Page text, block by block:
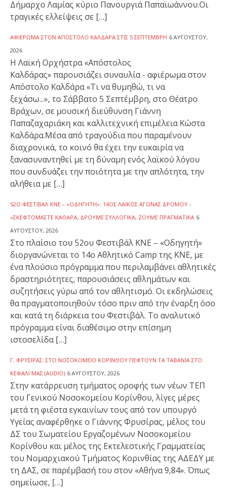
Δήμαρχο Λαμίας κύριο Πανουργιά Παπαϊωάννου.Οι
τραγικές ελλείψεις σε […]
ΑΦΙΈΡΩΜΑ ΣΤΟΝ ΑΠΌΣΤΟΛΟ ΚΑΛΔΆΡΑ ΣΤΙΣ 5 ΣΕΠΤΈΜΒΡΗ 6 ΑΥΓΟΎΣΤΟΥ,
2026
Η Λαϊκή Ορχήστρα «Απόστολος
Καλδάρας» παρουσιάζει συναυλία - αφιέρωμα στον
Απόστολο Καλδάρα «Τι να θυμηθώ, τι να
ξεχάσω...», το Σάββατο 5 Σεπτέμβρη, στο Θέατρο
Βράχων, σε μουσική διεύθυνση Γιάννη
Παπαζαχαριάκη και καλλιτεχνική επιμέλεια Κώστα
Καλδάρα.Μέσα από τραγούδια που παραμένουν
διαχρονικά, το κοινό θα έχει την ευκαιρία να
ξανασυναντηθεί με τη δύναμη ενός λαϊκού λόγου
που συνδυάζει την ποιότητα με την απλότητα, την
αλήθεια με […]
52Ο ΦΕΣΤΙΒΆΛ ΚΝΕ – «ΟΔΗΓΗΤΉ»: 14ΟΣ ΛΑΪΚΌΣ ΑΓΏΝΑΣ ΔΡΌΜΟΥ -
«ΣΚΕΦΤΌΜΑΣΤΕ ΚΑΘΑΡΆ, ΔΡΟΎΜΕ ΣΥΛΛΟΓΙΚΆ, ΖΟΎΜΕ ΠΡΑΓΜΑΤΙΚΆ 6
ΑΥΓΟΎΣΤΟΥ, 2026
Στο πλαίσιο του 52ου Φεστιβάλ ΚΝΕ – «Οδηγητή»
διοργανώνεται το 14ο Αθλητικό Camp της ΚΝΕ, με
ένα πλούσιο πρόγραμμα που περιλαμβάνει αθλητικές
δραστηριότητες, παρουσιάσεις αθλημάτων και
συζητήσεις γύρω από τον αθλητισμό. Οι εκδηλώσεις
θα πραγματοποιηθούν τόσο πριν από την έναρξη όσο
και κατά τη διάρκεια του Φεστιβάλ. Το αναλυτικό
πρόγραμμα είναι διαθέσιμο στην επίσημη
ιστοσελίδα […]
Γ. ΦΡΥΣΊΡΑΣ: ΣΤΟ ΝΟΣΟΚΟΜΕΊΟ ΚΟΡΊΝΘΟΥ ΠΈΦΤΟΥΝ ΤΑ ΤΑΒΆΝΙΑ ΣΤΟ
ΚΕΦΆΛΙ ΜΑΣ (AUDIO) 6 ΑΥΓΟΎΣΤΟΥ, 2026
Στην κατάρρευση τμήματος οροφής των νέων ΤΕΠ
του Γενικού Νοσοκομείου Κορίνθου, λίγες μέρες
μετά τη φιέστα εγκαινίων τους από τον υπουργό
Υγείας αναφέρθηκε ο Γιάννης Φρυσίρας, μέλος του
ΔΣ του Σωματείου Εργαζομένων Νοσοκομείου
Κορίνθου και μέλος της Εκτελεστικής Γραμματείας
του Νομαρχιακού Τμήματος Κορινθίας της ΑΔΕΔΥ με
τη ΔΑΣ, σε παρέμβασή του στον «Αθήνα 9,84». Όπως
σημείωσε, […]